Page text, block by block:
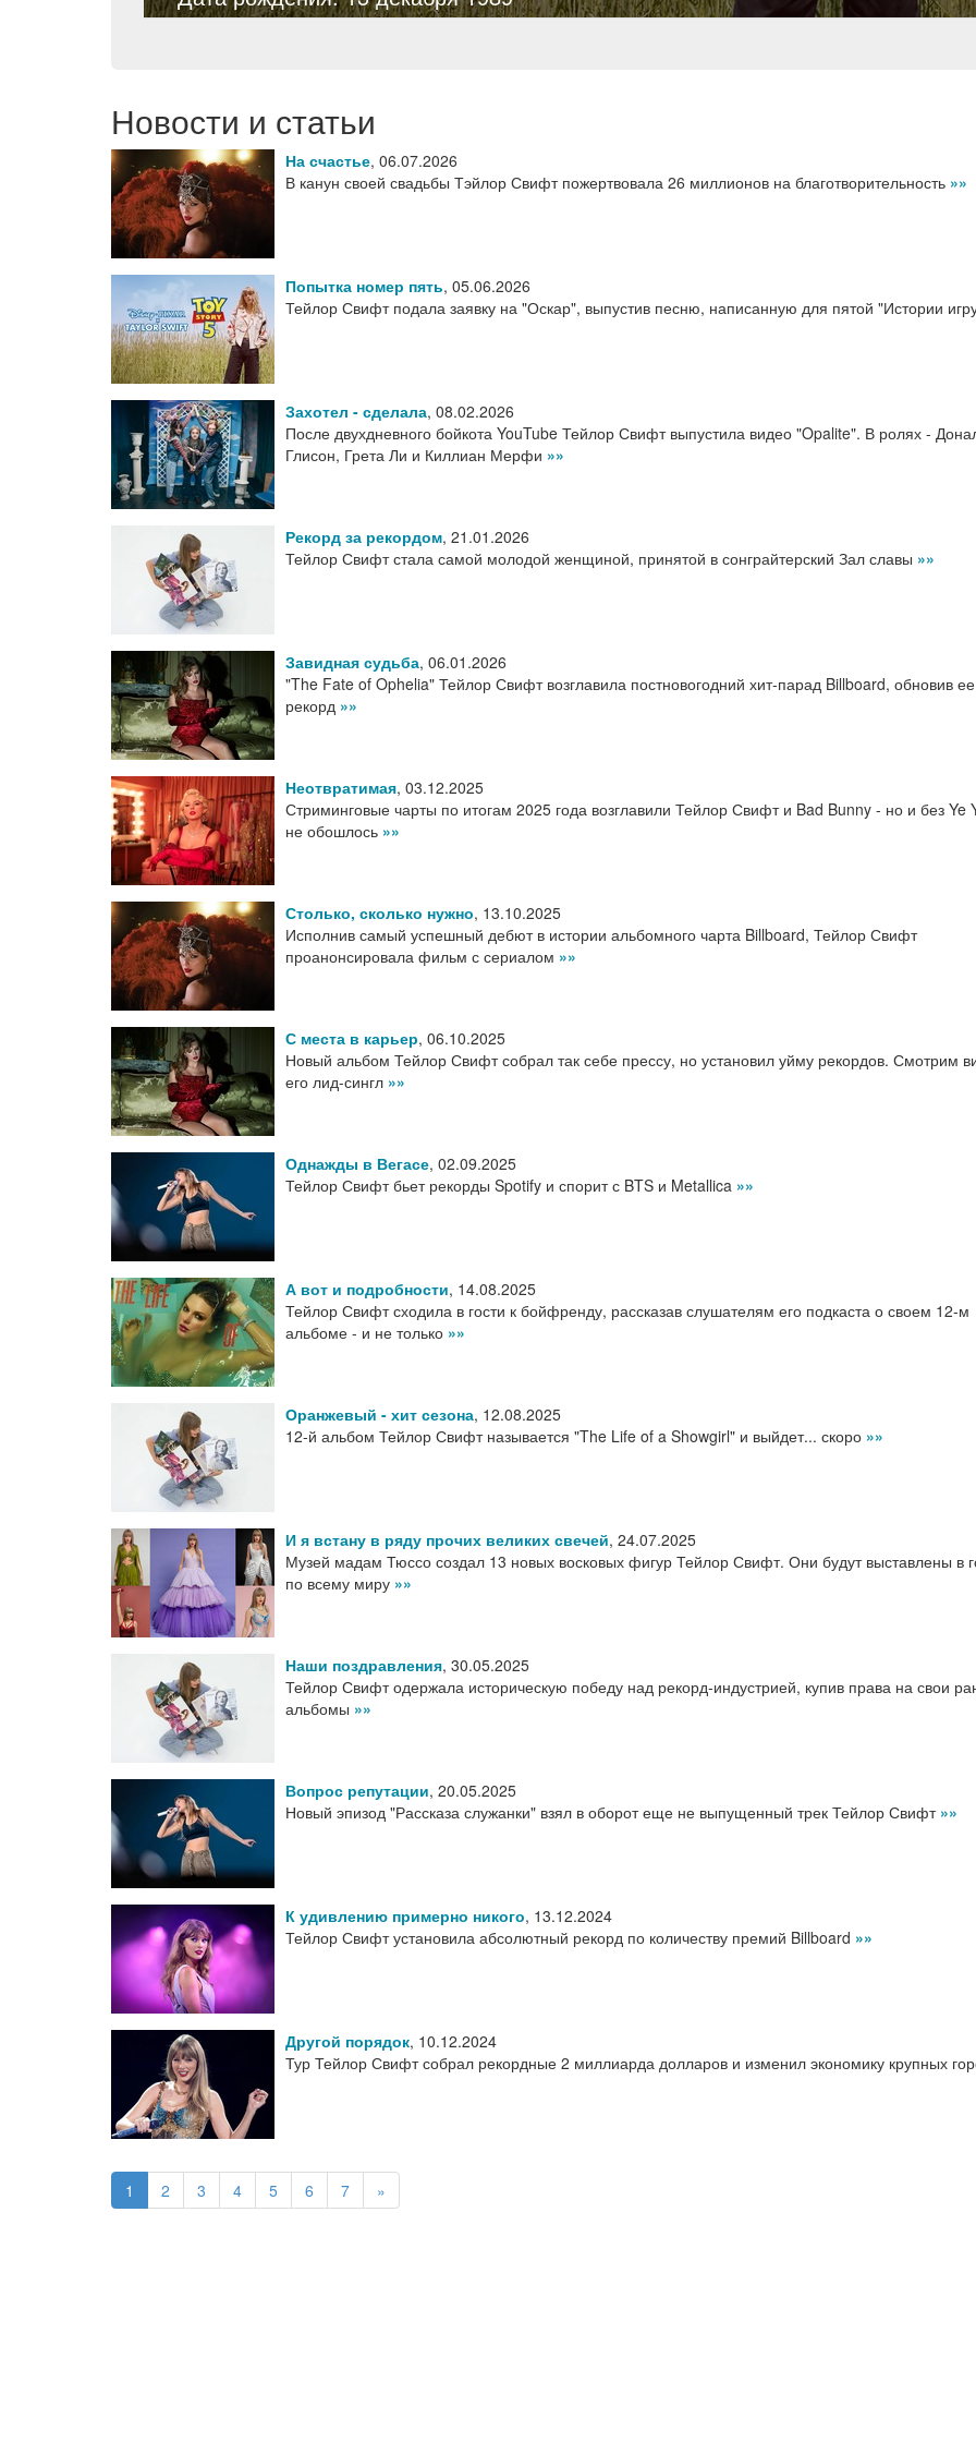
Новости и статьи
На счастье, 06.07.2026
В канун своей свадьбы Тэйлор Свифт пожертвовала 26 миллионов на благотворительность »»
Попытка номер пять, 05.06.2026
Тейлор Свифт подала заявку на "Оскар", выпустив песню, написанную для пятой "Истории
Захотел - сделала, 08.02.2026
После двухдневного бойкота YouTube Тейлор Свифт выпустила видео "Opalite". В ролях -
Глисон, Грета Ли и Киллиан Мерфи »»
Рекорд за рекордом, 21.01.2026
Тейлор Свифт стала самой молодой женщиной, принятой в сонграйтерский Зал славы »»
Завидная судьба, 06.01.2026
"The Fate of Ophelia" Тейлор Свифт возглавила постновогодний хит-парад Billboard, обновив
рекорд »»
Неотвратимая, 03.12.2025
Стриминговые чарты по итогам 2025 года возглавили Тейлор Свифт и Bad Bunny - но и без Ye
не обошлось »»
Столько, сколько нужно, 13.10.2025
Исполнив самый успешный дебют в истории альбомного чарта Billboard, Тейлор Свифт
проанонсировала фильм с сериалом »»
С места в карьер, 06.10.2025
Новый альбом Тейлор Свифт собрал так себе прессу, но установил уйму рекордов. Смотрим
его лид-сингл »»
Однажды в Вегасе, 02.09.2025
Тейлор Свифт бьет рекорды Spotify и спорит с BTS и Metallica »»
А вот и подробности, 14.08.2025
Тейлор Свифт сходила в гости к бойфренду, рассказав слушателям его подкаста о своем 12-м
альбоме - и не только »»
Оранжевый - хит сезона, 12.08.2025
12-й альбом Тейлор Свифт называется "The Life of a Showgirl" и выйдет... скоро »»
И я встану в ряду прочих великих свечей, 24.07.2025
Музей мадам Тюссо создал 13 новых восковых фигур Тейлор Свифт. Они будут выставлены в
по всему миру »»
Наши поздравления, 30.05.2025
Тейлор Свифт одержала историческую победу над рекорд-индустрией, купив права на свои
альбомы »»
Вопрос репутации, 20.05.2025
Новый эпизод "Рассказа служанки" взял в оборот еще не выпущенный трек Тейлор Свифт »»
К удивлению примерно никого, 13.12.2024
Тейлор Свифт установила абсолютный рекорд по количеству премий Billboard »»
Другой порядок, 10.12.2024
Тур Тейлор Свифт собрал рекордные 2 миллиарда долларов и изменил экономику крупных
1 2 3 4 5 6 7 »